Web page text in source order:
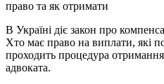
В Україні діє закон про
Хто має право на виплати, які
проходить процедура отримання
адвоката.